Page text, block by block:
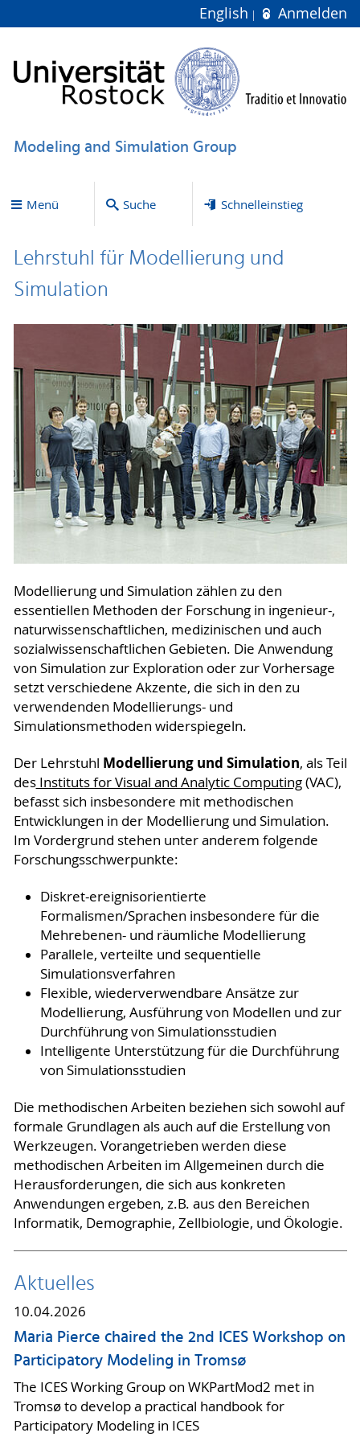
English Anmelden
Modeling and Simulation Group
Menü Suche Schnelleinstieg
Lehrstuhl für Modellierung und
Simulation
Modellierung und Simulation zählen zu den
essentiellen Methoden der Forschung in ingenieur-,
naturwissenschaftlichen, medizinischen und auch
sozialwissenschaftlichen Gebieten. Die Anwendung
von Simulation zur Exploration oder zur Vorhersage
setzt verschiedene Akzente, die sich in den zu
verwendenden Modellierungs- und
Simulationsmethoden widerspiegeln.
Der Lehrstuhl Modellierung und Simulation, als Teil
desInstituts for Visual and Analytic Computing(VAC),
befasst sich insbesondere mit methodischen
Entwicklungen in der Modellierung und Simulation.
Im Vordergrund stehen unter anderem folgende
Forschungsschwerpunkte:
Diskret-ereignisorientierte
Formalismen/Sprachen insbesondere für die
Mehrebenen- und räumliche Modellierung
Parallele, verteilte und sequentielle
Simulationsverfahren
Flexible, wiederverwendbare Ansätze zur
Modellierung, Ausführung von Modellen und zur
Durchführung von Simulationsstudien
Intelligente Unterstützung für die Durchführung
von Simulationsstudien
Die methodischen Arbeiten beziehen sich sowohl auf
formale Grundlagen als auch auf die Erstellung von
Werkzeugen. Vorangetrieben werden diese
methodischen Arbeiten im Allgemeinen durch die
Herausforderungen, die sich aus konkreten
Anwendungen ergeben, z.B. aus den Bereichen
Informatik, Demographie, Zellbiologie, und Ökologie.
Aktuelles
10.04.2026
Maria Pierce chaired the 2nd ICES Workshop on
Participatory Modeling in Tromsø
The ICES Working Group on WKPartMod2 met in
Tromsø to develop a practical handbook for
Participatory Modeling in ICES